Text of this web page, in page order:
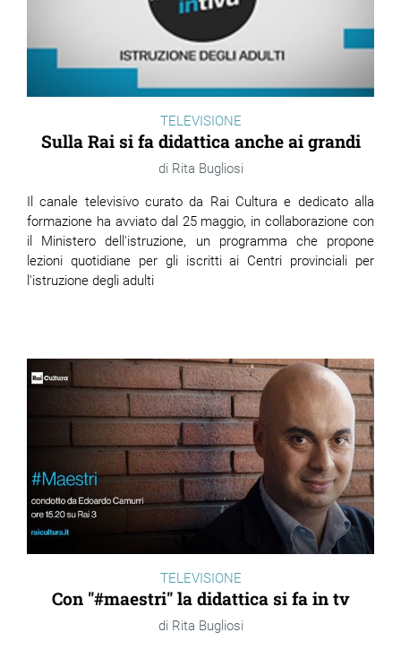
TELEVISIONE
Sulla Rai si fa didattica anche ai grandi
Rita Bugliosi
Il canale televisivo curato da Rai Cultura e dedicato alla
formazione ha avviato dal 25 maggio, in collaborazione con
il Ministero dell'istruzione, un programma che propone
lezioni quotidiane per gli iscritti ai Centri provinciali per
l'istruzione degli adulti
TELEVISIONE
Con "#maestri" la didattica si fa in tv
Rita Bugliosi